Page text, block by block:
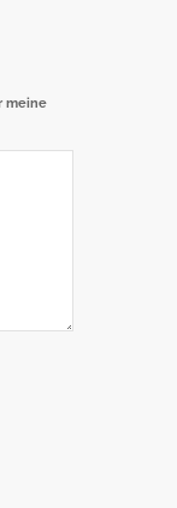
meine